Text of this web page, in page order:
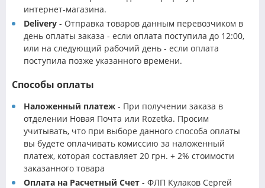
интернет-магазина.
Delivery - Отправка товаров данным перевозчиком в
день оплаты заказа - если оплата поступила до 12:00,
или на следующий рабочий день - если оплата
поступила позже указанного времени.
Способы оплаты
Наложенный платеж - При получении заказа в
отделении Новая Почта или Rozetka. Просим
учитывать, что при выборе данного способа оплаты
вы будете оплачивать комиссию за наложенный
платеж, которая составляет 20 грн. + 2% стоимости
заказанного товара
Оплата на Расчетный Счет - ФЛП Кулаков Сергей